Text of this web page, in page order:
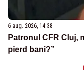
6 aug. 2026, 14:38
Patronul CFR Cluj,
pierd bani?”